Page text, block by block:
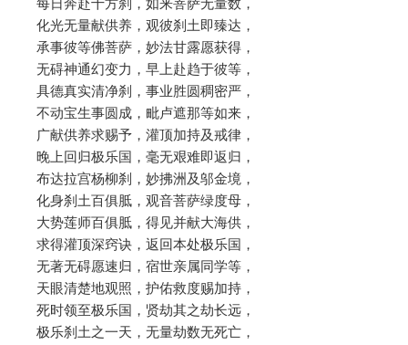
每日奔赴十方刹，如来菩萨无量数，
化光无量献供养，观彼刹土即臻达，
承事彼等佛菩萨，妙法甘露愿获得，
无碍神通幻变力，早上赴趋于彼等，
具德真实清净刹，事业胜圆稠密严，
不动宝生事圆成，毗卢遮那等如来，
广献供养求赐予，灌顶加持及戒律，
晚上回归极乐国，毫无艰难即返归，
布达拉宫杨柳刹，妙拂洲及邬金境，
化身刹土百俱胝，观音菩萨绿度母，
大势莲师百俱胝，得见并献大海供，
求得灌顶深窍诀，返回本处极乐国，
无著无碍愿速归，宿世亲属同学等，
天眼清楚地观照，护佑救度赐加持，
死时领至极乐国，贤劫其之劫长远，
极乐刹土之一天，无量劫数无死亡，